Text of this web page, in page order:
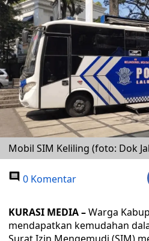
Mobil SIM Keliling (foto: Dok
0 Komentar
KURASI MEDIA –Warga
mendapatkan kemudahan